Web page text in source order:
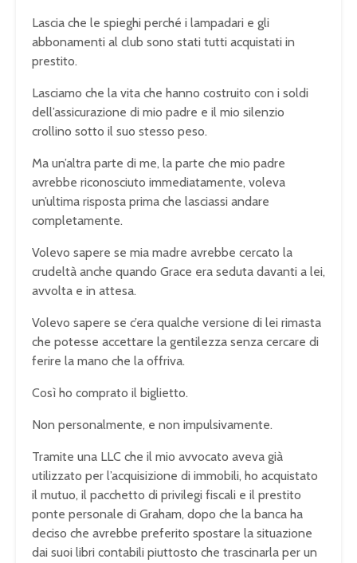
Lascia che le spieghi perché i lampadari e gli
abbonamenti al club sono stati tutti acquistati in
prestito.
Lasciamo che la vita che hanno costruito con i soldi
dell’assicurazione di mio padre e il mio silenzio
crollino sotto il suo stesso peso.
Ma un’altra parte di me, la parte che mio padre
avrebbe riconosciuto immediatamente, voleva
un’ultima risposta prima che lasciassi andare
completamente.
Volevo sapere se mia madre avrebbe cercato la
crudeltà anche quando Grace era seduta davanti a lei,
avvolta e in attesa.
Volevo sapere se c’era qualche versione di lei rimasta
che potesse accettare la gentilezza senza cercare di
ferire la mano che la offriva.
Così ho comprato il biglietto.
Non personalmente, e non impulsivamente.
Tramite una LLC che il mio avvocato aveva già
utilizzato per l’acquisizione di immobili, ho acquistato
il mutuo, il pacchetto di privilegi fiscali e il prestito
ponte personale di Graham, dopo che la banca ha
deciso che avrebbe preferito spostare la situazione
dai suoi libri contabili piuttosto che trascinarla per un